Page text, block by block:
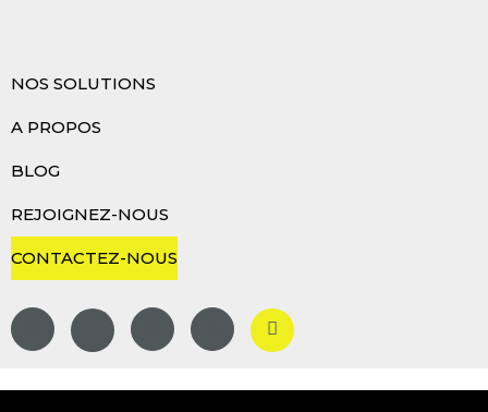
NOS SOLUTIONS
A PROPOS
BLOG
REJOIGNEZ-NOUS
CONTACTEZ-NOUS